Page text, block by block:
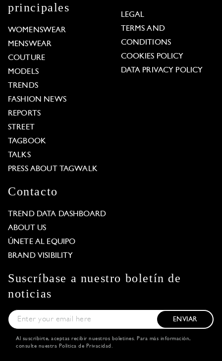
principales
WOMENSWEAR
MENSWEAR
COUTURE
MODELS
TRENDS
FASHION NEWS
REPORTS
STREET
TAGBOOK
TALKS
PRESS ABOUT TAGWALK
LEGAL
TERMS AND
CONDITIONS
COOKIES POLICY
DATA PRIVACY POLICY
Contacto
TREND DATA DASHBOARD
ABOUT US
ÚNETE AL EQUIPO
BRAND VISIBILITY
Suscríbase a nuestro boletín de
noticias
ENVIAR
Al suscribirte, aceptas recibir nuestros boletines. Para más información,
consulte nuestra Política de Privacidad .